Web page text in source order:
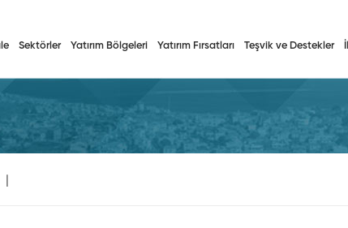
Sektörler Yatırım Bölgeleri Yatırım Fırsatları Teşvik ve Destekler